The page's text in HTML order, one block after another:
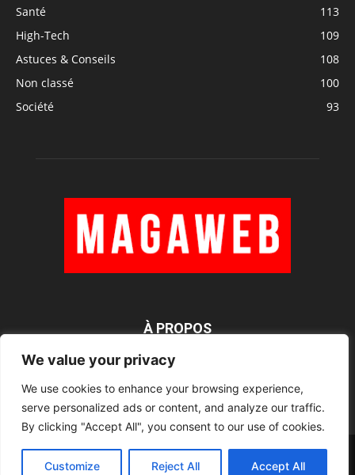
We value your privacy
We use cookies to enhance your browsing experience,
serve personalized ads or content, and analyze our traffic.
By clicking "Accept All", you consent to our use of cookies.
Customize Reject All Accept All
Santé
113
High-Tech
109
Astuces & Conseils
108
Non classé
100
Société
93
À PROPOS
SUIVEZ NOUS
Rédaction Contact RSS Mentions légales